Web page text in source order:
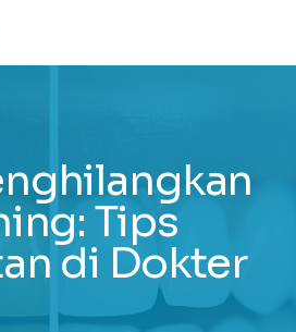
Tips
di Dokter